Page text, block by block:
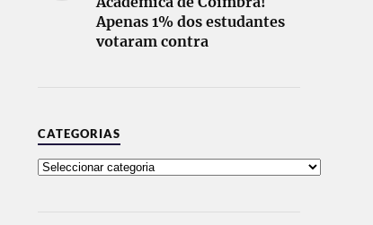
Apenas 1% dos estudantes
votaram contra
CATEGORIAS